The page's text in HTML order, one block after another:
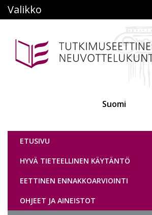
Main navigation
Valikko
Suomi
Tutkimuseettinen
ETUSIVU
HYVÄ TIETEELLINEN KÄYTÄNTÖ
EETTINEN ENNAKKOARVIOINTI
OHJEET JA AINEISTOT